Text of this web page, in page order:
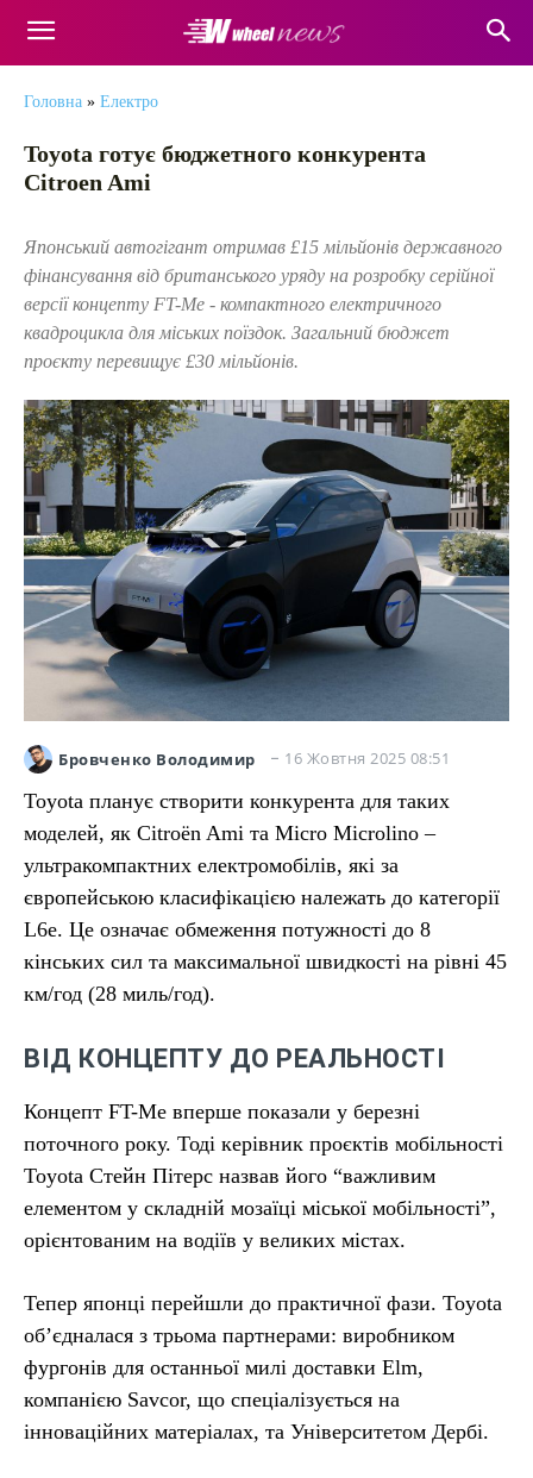
Головна » Електро
Toyota готує бюджетного конкурента
Citroen Ami
Японський автогігант отримав £15 мільйонів державного
фінансування від британського уряду на розробку серійної
версії концепту FT-Me - компактного електричного
квадроцикла для міських поїздок. Загальний бюджет
проєкту перевищує £30 мільйонів.
Бровченко Володимир 16 Жовтня 2025 08:51
Toyota планує створити конкурента для таких
моделей, як Citroën Ami та Micro Microlino –
ультракомпактних електромобілів, які за
європейською класифікацією належать до категорії
L6e. Це означає обмеження потужності до 8
кінських сил та максимальної швидкості на рівні 45
км/год (28 миль/год).
ВІД КОНЦЕПТУ ДО РЕАЛЬНОСТІ
Концепт FT-Me вперше показали у березні
поточного року. Тоді керівник проєктів мобільності
Toyota Стейн Пітерс назвав його “важливим
елементом у складній мозаїці міської мобільності”,
орієнтованим на водіїв у великих містах.
Тепер японці перейшли до практичної фази. Toyota
об’єдналася з трьома партнерами: виробником
фургонів для останньої милі доставки Elm,
компанією Savcor, що спеціалізується на
інноваційних матеріалах, та Університетом Дербі.